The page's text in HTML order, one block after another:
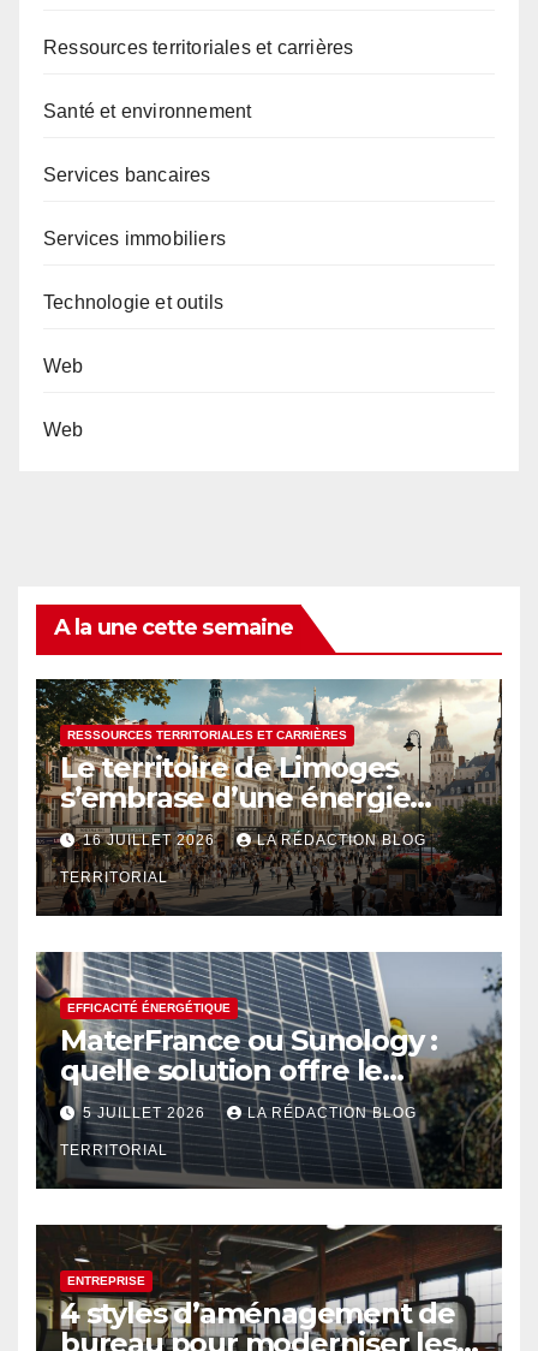
Ressources territoriales et carrières
Santé et environnement
Services bancaires
Services immobiliers
Technologie et outils
Web
Web
A la une cette semaine
RESSOURCES TERRITORIALES ET CARRIÈRES
Le territoire de Limoges
s’embrase d’une énergie
créative renouvelée
16 JUILLET 2026 LA RÉDACTION BLOG
TERRITORIAL
EFFICACITÉ ÉNERGÉTIQUE
MaterFrance ou Sunology :
quelle solution offre le
meilleur rendement ?
5 JUILLET 2026 LA RÉDACTION BLOG
TERRITORIAL
ENTREPRISE
4 styles d’aménagement de
bureau pour moderniser les